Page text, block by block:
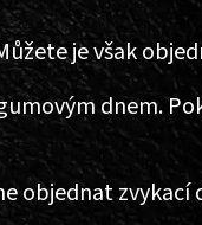
je však
dnem.
objednat zvykací